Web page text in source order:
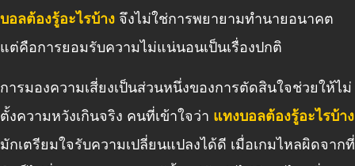
บอลต้องรู้อะไรบ้าง จึงไม่ใช่การพยายามทำนายอนาคต
แต่คือการยอมรับความไม่แน่นอนเป็นเรื่องปกติ
การมองความเสี่ยงเป็นส่วนหนึ่งของการตัดสินใจช่วยให้ไม่
ตั้งความหวังเกินจริง คนที่เข้าใจว่า แทงบอลต้องรู้อะไรบ้าง
มักเตรียมใจรับความเปลี่ยนแปลงได้ดี เมื่อเกมไหลผิดจากที่